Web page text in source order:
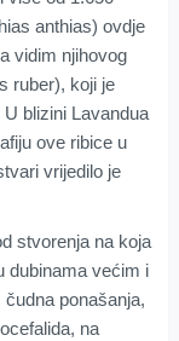
anthias) ovdje
vidim njihovog
ruber), koji je
blizini Lavandua
ove ribice u
vrijedilo je
stvorenja na koja
dubinama većim i
ponašanja,
na